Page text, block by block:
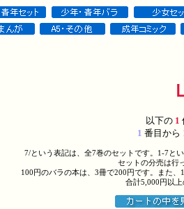
以下の1
1 番目から
7/という表記は、全7巻のセットです。1-7と
セットの分売は行
100円のバラの本は、3冊で200円です。また
合計5,000円以